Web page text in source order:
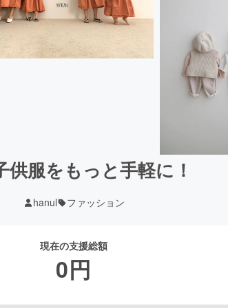
供服をもっと手軽に！
hanul ファッション
現在の支援総額
0円